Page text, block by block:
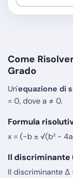
Come
Grado
Un'equazione di
= 0, dove a ≠ 0.
Formula
x = (−b ± √(b² −
Il discriminante
Il discriminante Δ